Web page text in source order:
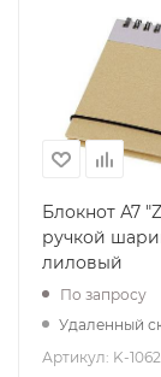
Блокнот А7
ручкой
лиловый
По запросу
Удаленный
Артикул: K-